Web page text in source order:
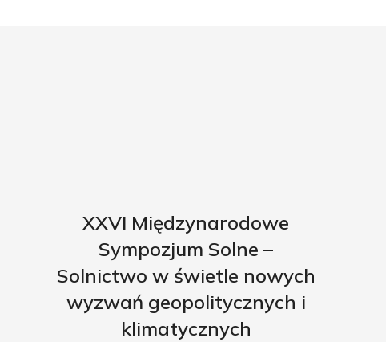
XXVI Międzynarodowe
Sympozjum Solne –
Solnictwo w świetle nowych
wyzwań geopolitycznych i
klimatycznych